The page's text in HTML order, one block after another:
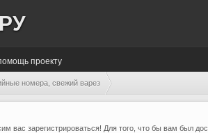
проекту
номера, свежий варез
вас зарегистрироваться! Для того, что бы вам был